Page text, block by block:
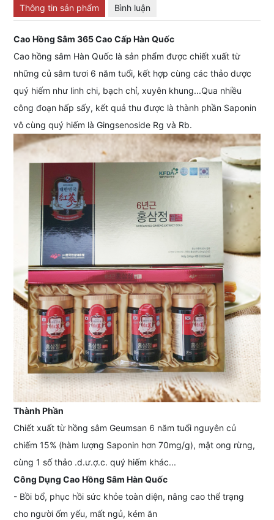
Thông tin sản phẩm Bình luận
Cao Hồng Sâm 365 Cao Cấp Hàn Quốc
Cao hồng sâm Hàn Quốc là sản phẩm được chiết xuất từ
những củ sâm tươi 6 năm tuổi, kết hợp cùng các thảo dược
quý hiếm như linh chi, bạch chỉ, xuyên khung...Qua nhiều
công đoạn hấp sấy, kết quả thu được là thành phần Saponin
vô cùng quý hiếm là Gingsenoside Rg và Rb.
Thành Phần
Chiết xuất từ hồng sâm Geumsan 6 năm tuổi nguyên củ
chiếm 15% (hàm lượng Saponin hơn 70mg/g), mật ong rừng,
cùng 1 số thảo .d.ư.ợ.c. quý hiếm khác...
Công Dụng Cao Hồng Sâm Hàn Quốc
- Bồi bổ, phục hồi sức khỏe toàn diện, nâng cao thể trạng
cho người ốm yếu, mất ngủ, kém ăn